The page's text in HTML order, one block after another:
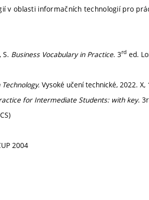
v oblasti informačních technologií pro
S. Business Vocabulary in Practice. 3rd ed.
Vysoké učení technické, 2022. X,
for Intermediate Students: with key.
2004